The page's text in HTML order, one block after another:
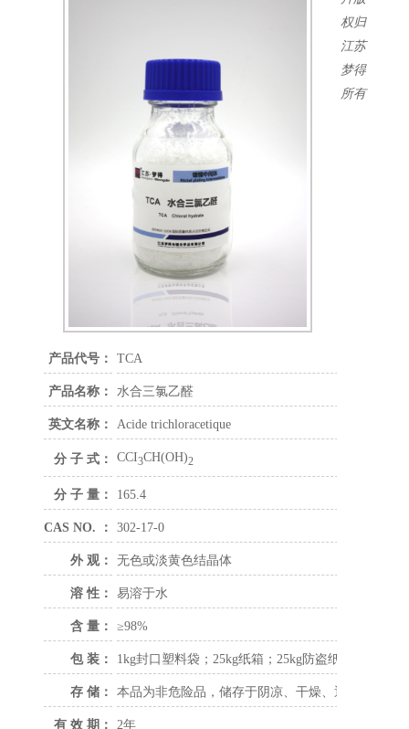
辅助及走位剂
镀镍添加剂
镀铬添加剂
镀锌添加剂
镀锡添加剂
精细化学品
联系方式
权归
江苏
梦得
所有
产品代号： TCA
产品名称： 水合三氯乙醛
英文名称： Acide trichloracetique
分 子 式： CCI3CH(OH)2
分 子 量： 165.4
CAS NO. ： 302-17-0
外 观： 无色或淡黄色结晶体
溶 性： 易溶于水
含 量： ≥98%
包 装： 1kg封口塑料袋；25kg纸箱；25kg防盗纸板桶。
存 储： 本品为非危险品，储存于阴凉、干燥、通风的区域
有 效 期： 2年